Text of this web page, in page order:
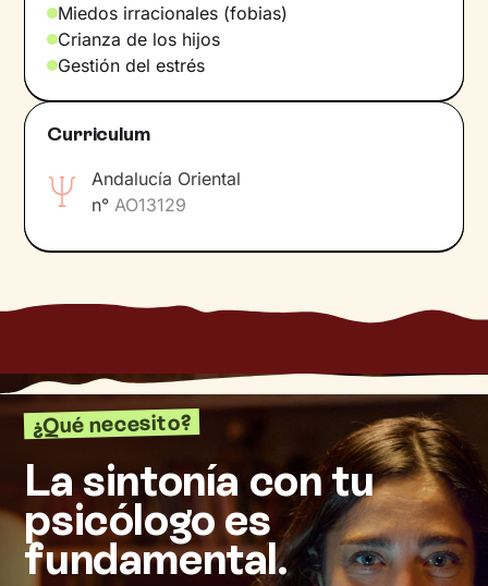
Miedos irracionales (fobias)
Crianza de los hijos
Gestión del estrés
Curriculum
Andalucía Oriental
n° AO13129
¿Qué necesito?
La sintonía con tu
psicólogo es
fundamental.